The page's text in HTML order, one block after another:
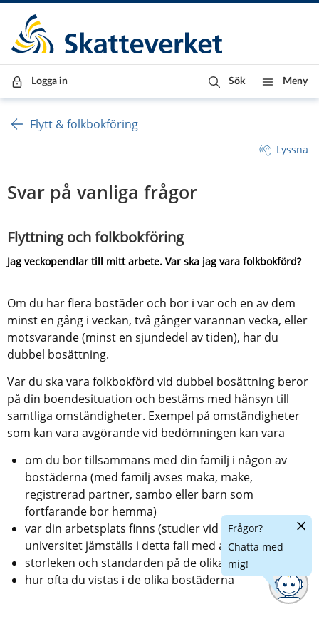
Till innehåll
Till navigationen
Till chattrobot
Logga in Sök Meny
Flytt & folkbokföring
Lyssna
Svar på vanliga frågor
Flyttning och folkbokföring
Jag veckopendlar till mitt arbete. Var ska jag vara folkbokförd?
Om du har flera bostäder och bor i var och en av dem
minst en gång i veckan, två gånger varannan vecka, eller
motsvarande (minst en sjundedel av tiden), har du
dubbel bosättning.
Var du ska vara folkbokförd vid dubbel bosättning beror
på din boendesituation och bestäms med hänsyn till
samtliga omständigheter. Exempel på omständigheter
som kan vara avgörande vid bedömningen kan vara
om du bor tillsammans med din familj i någon av
bostäderna (med familj avses maka, make,
registrerad partner, sambo eller barn som
fortfarande bor hemma)
var din arbetsplats finns (studier vid högskola eller
universitet jämställs i detta fall med arbete)
storleken och standarden på de olika bostäderna
hur ofta du vistas i de olika bostäderna
Frågor?
Chatta med
mig!
Dölj